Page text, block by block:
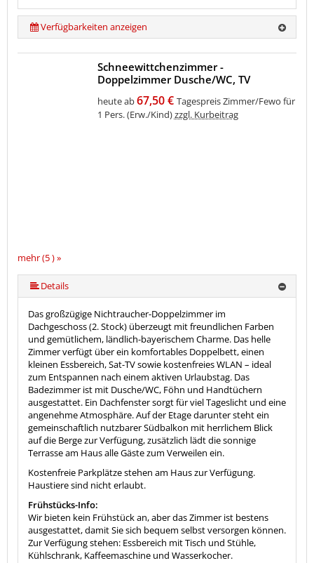
Verfügbarkeiten anzeigen
mehr (5 ) »
mehr (5 ) »
Schneewittchenzimmer -
Doppelzimmer Dusche/WC, TV
heute ab67,50 € Tagespreis Zimmer/Fewo für
1 Pers. (Erw./Kind)zzgl. Kurbeitrag
Details
Das großzügige Nichtraucher-Doppelzimmer im
Dachgeschoss (2. Stock) überzeugt mit freundlichen Farben
und gemütlichem, ländlich-bayerischem Charme. Das helle
Zimmer verfügt über ein komfortables Doppelbett, einen
kleinen Essbereich, Sat-TV sowie kostenfreies WLAN – ideal
zum Entspannen nach einem aktiven Urlaubstag. Das
Badezimmer ist mit Dusche/WC, Föhn und Handtüchern
ausgestattet. Ein Dachfenster sorgt für viel Tageslicht und eine
angenehme Atmosphäre. Auf der Etage darunter steht ein
gemeinschaftlich nutzbarer Südbalkon mit herrlichem Blick
auf die Berge zur Verfügung, zusätzlich lädt die sonnige
Terrasse am Haus alle Gäste zum Verweilen ein.
Kostenfreie Parkplätze stehen am Haus zur Verfügung.
Haustiere sind nicht erlaubt.
Frühstücks-Info:
Wir bieten kein Frühstück an, aber das Zimmer ist bestens
ausgestattet, damit Sie sich bequem selbst versorgen können.
Zur Verfügung stehen: Essbereich mit Tisch und Stühle,
Kühlschrank, Kaffeemaschine und Wasserkocher.